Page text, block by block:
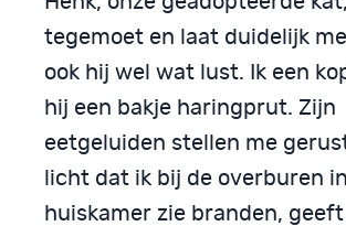
tegemoet en laat duidelijk
ook hij wel wat lust. Ik een
hij een bakje haringprut. Zijn
eetgeluiden stellen me
licht dat ik bij de overburen
huiskamer zie branden,